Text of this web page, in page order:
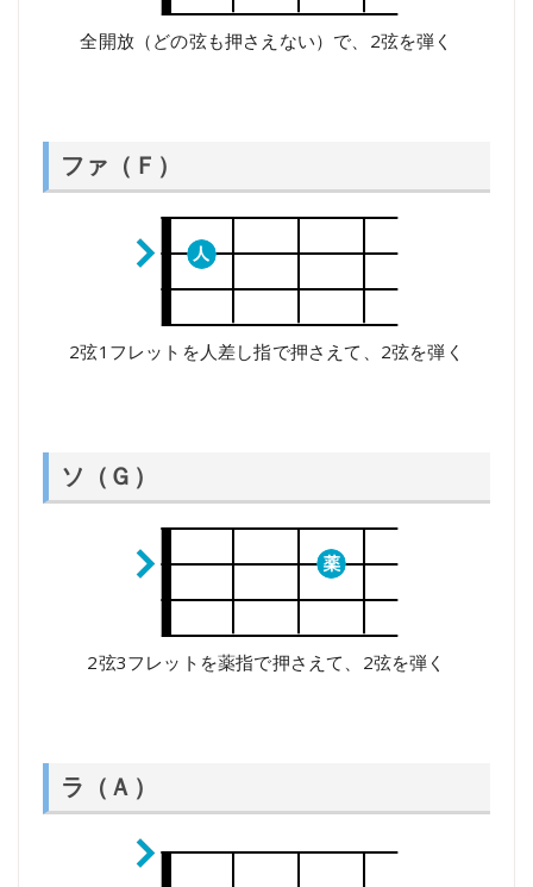
全開放（どの弦も押さえない）で、2弦を弾く
ファ（Ｆ）
2弦1フレットを人差し指で押さえて、2弦を弾く
ソ（Ｇ）
2弦3フレットを薬指で押さえて、2弦を弾く
ラ（Ａ）